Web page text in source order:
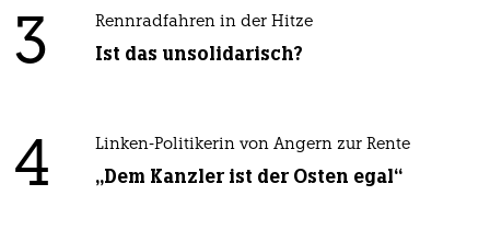
3 Rennradfahren in der Hitze
Ist das unsolidarisch?
4 Linken-Politikerin von Angern zur Rente
„Dem Kanzler ist der Osten egal“